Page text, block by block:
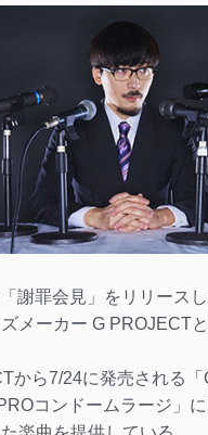
謝罪会見」をリリース
メーカー G PROJECT
から7/24に発売される
コンドームラージ」